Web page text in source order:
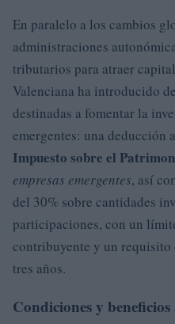
En paralelo a los cambios
administraciones
tributarios para atraer
Valenciana ha introducido
destinadas a fomentar la
emergentes: una deducción
Impuesto sobre el
empresas emergentes, así
del 30% sobre cantidades
participaciones, con un
contribuyente y un requisito
tres años.
Condiciones y